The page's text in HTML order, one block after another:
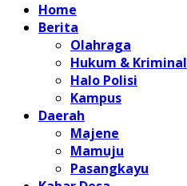
Home
Berita
Olahraga
Hukum & Kriminal
Halo Polisi
Kampus
Daerah
Majene
Mamuju
Pasangkayu